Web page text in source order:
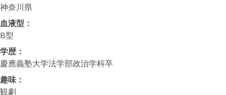
神奈川県
血液型：
B型
学歴：
慶應義塾大学法学部政治学科卒
趣味：
観劇